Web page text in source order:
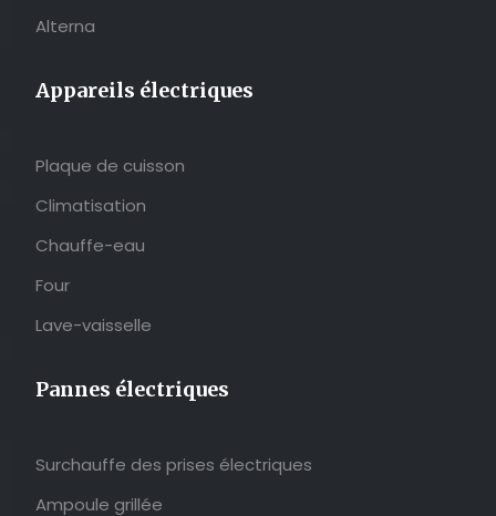
Alterna
Appareils électriques
Plaque de cuisson
Climatisation
Chauffe-eau
Four
Lave-vaisselle
Pannes électriques
Surchauffe des prises électriques
Ampoule grillée